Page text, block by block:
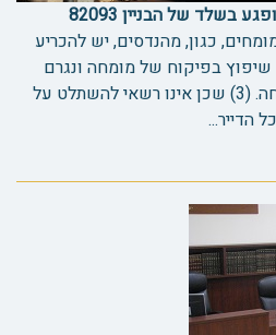
בשלד של הבניין 82093
כגון, מהנדסים, יש להכריע
שביצע שיפוץ בפיקוח של מומחה ונגרם
נזק – זכאי לתבוע את המומחה. (3) שכן אינו רשאי להשתלט על
הדייר...